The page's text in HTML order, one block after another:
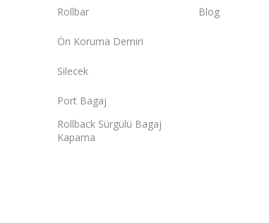
Rollbar
Ön Koruma Demiri
Silecek
Port Bagaj
Rollback Sürgülü Bagaj
Kapama
Blog